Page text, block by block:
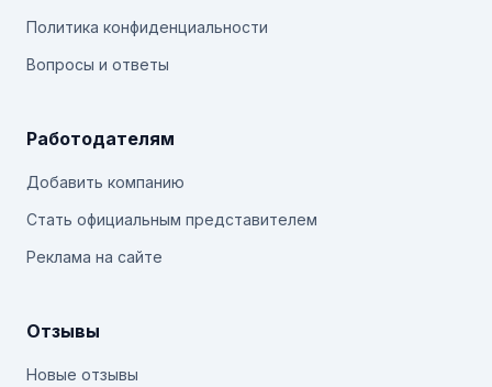
Политика конфиденциальности
Вопросы и ответы
Работодателям
Добавить компанию
Стать официальным представителем
Реклама на сайте
Отзывы
Новые отзывы